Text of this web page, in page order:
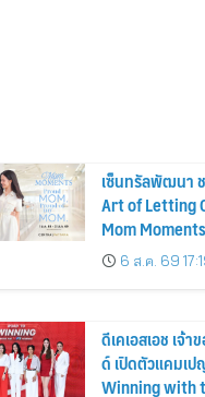
เซ็นทรัลพัฒนา
Art of Letting
Mom
Proud of My
6 ส.ค. 69
ดีเคเอสเอช เจ้
ด์ เปิดตัวแคมเ
Winning with